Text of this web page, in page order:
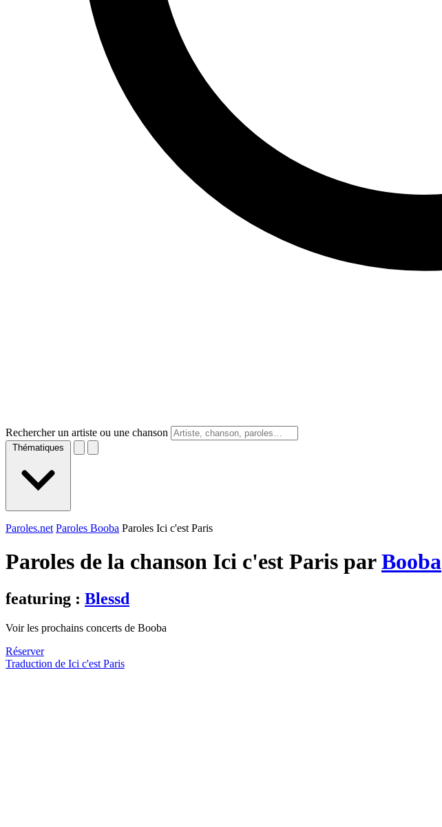
Rechercher un artiste ou une chanson
Thématiques
Paroles.net Paroles Booba Paroles Ici c'est Paris
Paroles de la chanson Ici c'est Paris parBooba
featuring : Blessd
Voir les prochains concerts de Booba
Réserver
Traduction de Ici c'est Paris